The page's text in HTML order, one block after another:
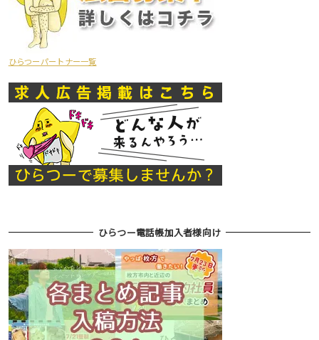
ひらつーパートナー一覧
ひらつー電話帳加入者様向け